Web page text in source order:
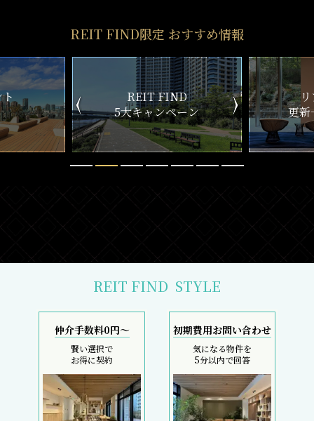
REIT FIND限定 おすすめ情報
ン
リアルタイム
更新一覧チェック
新
REIT FIND STYLE
仲介手数料0円～
賢い選択で
お得に契約
初期費用お問い合わせ
気になる物件を
5分以内で回答